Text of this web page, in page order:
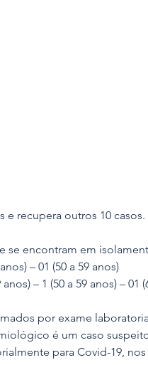
e recupera outros 10
se encontram em
– 01 (50 a 59 anos)
– 1 (50 a 59 anos) – 01
por exame
é um caso
para Covid-19,